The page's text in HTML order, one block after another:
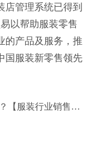
店管理系统已得到
以帮助服装零售
的产品及服务，推
国服装新零售领先
【服装行业销售管理平